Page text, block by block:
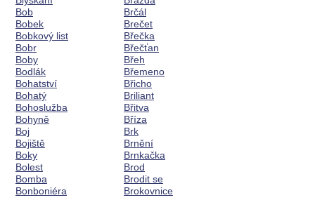
Bob
Bobek
Bobkový list
Bobr
Boby
Bodlák
Bohatství
Bohatý
Bohoslužba
Bohyně
Boj
Bojiště
Boky
Bolest
Bomba
Bonboniéra
Brčál
Brečet
Břečka
Břečťan
Břeh
Břemeno
Břicho
Briliant
Břitva
Bříza
Brk
Brnění
Brnkačka
Brod
Brodit se
Brokovnice